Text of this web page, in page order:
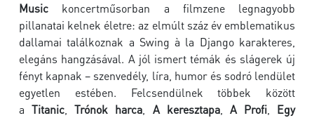
Music koncertműsorban a filmzene legnagyobb
pillanatai kelnek életre: az elmúlt száz év emblematikus
dallamai találkoznak a Swing à la Django karakteres,
elegáns hangzásával. A jól ismert témák és slágerek új
fényt kapnak – szenvedély, líra, humor és sodró lendület
egyetlen estében. Felcsendülnek többek között
aTitanic ,Trónok harca A keresztapa, A Profi, Egy